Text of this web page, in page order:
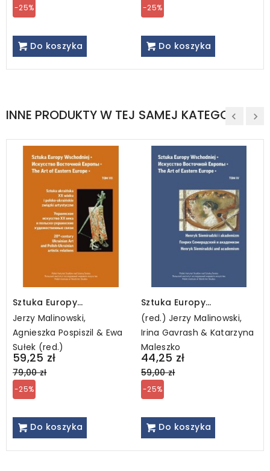
-25%
Do koszyka
-25%
Do koszyka
INNE PRODUKTY W TEJ SAMEJ KATEGORII
Sztuka Europy
Wschodniej, tom VII
Jerzy Malinowski,
Agnieszka Pospiszil & Ewa
Sułek (red.)
59,25 zł
Regular
price
79,00 zł
-25%
Do koszyka
Sztuka Europy
Wschodniej, t. 4
(red.) Jerzy Malinowski,
Irina Gavrash & Katarzyna
Maleszko
44,25 zł
Regular
price
59,00 zł
-25%
Do koszyka